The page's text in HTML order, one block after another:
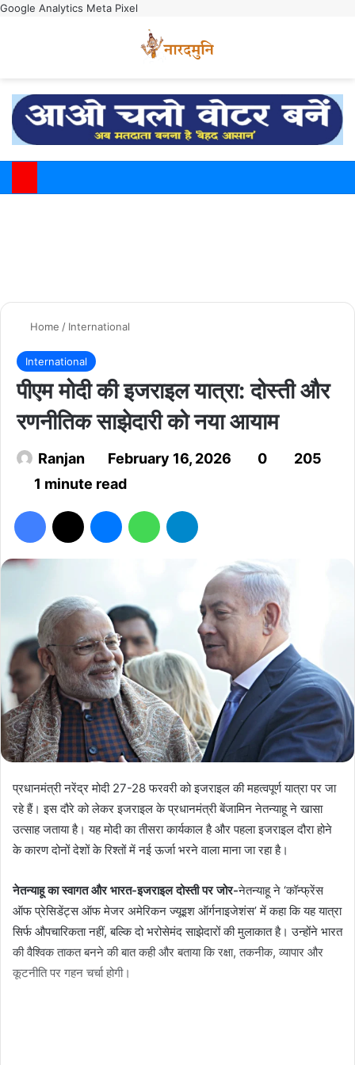
Google Analytics Meta Pixel
Home / International
International
पीएम मोदी की इजराइल यात्रा: दोस्ती और
रणनीतिक साझेदारी को नया आयाम
Ranjan February 16, 2026 0
205
1 minute read
प्रधानमंत्री नरेंद्र मोदी 27-28 फरवरी को इजराइल की महत्वपूर्ण यात्रा पर जा
रहे हैं। इस दौरे को लेकर इजराइल के प्रधानमंत्री बेंजामिन नेतन्याहू ने खासा
उत्साह जताया है। यह मोदी का तीसरा कार्यकाल है और पहला इजराइल दौरा होने
के कारण दोनों देशों के रिश्तों में नई ऊर्जा भरने वाला माना जा रहा है।
नेतन्याहू का स्वागत और भारत-इजराइल दोस्ती पर जोर-नेतन्याहू ने ‘कॉन्फ्रेंस
ऑफ प्रेसिडेंट्स ऑफ मेजर अमेरिकन ज्यूइश ऑर्गनाइजेशंस’ में कहा कि यह यात्रा
सिर्फ औपचारिकता नहीं, बल्कि दो भरोसेमंद साझेदारों की मुलाकात है। उन्होंने भारत
की वैश्विक ताकत बनने की बात कही और बताया कि रक्षा, तकनीक, व्यापार और
कूटनीति पर गहन चर्चा होगी।